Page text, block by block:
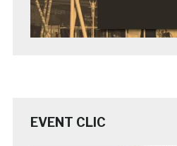
EVENT CLIC